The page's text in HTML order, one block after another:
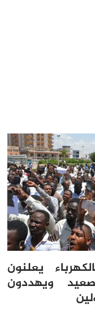
يعلنون
ويهددون